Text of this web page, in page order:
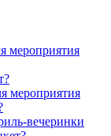
мероприятия
мероприятия
вечеринки